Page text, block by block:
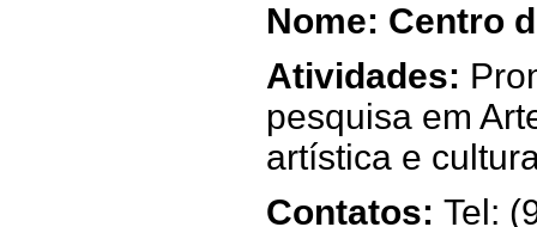
Nome: Centro
Atividades:
pesquisa em
artística e
Contatos: Tel: